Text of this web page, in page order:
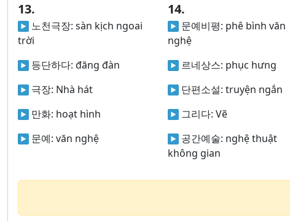
13.
노천극장: sàn kịch ngoai
trời
등단하다: đăng đàn
극장: Nhà hát
만화: hoạt hình
문예: văn nghệ
14.
문예비평: phê bình văn
nghệ
르네상스: phục hưng
단편소설: truyện ngắn
그리다: Vẽ
공간예술: nghệ thuật
không gian